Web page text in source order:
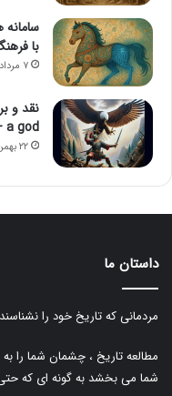
با
۷ مرداد ۱۴۰۴
a god – تریلر زیرنویس فارسی
۲۲ بهمن ۱۴۰۲
داستان ما
مردمانی که تاریخ خود را
مطالعه تاریخ ، چشمان شما را
شما می بخشد به گونه ای که